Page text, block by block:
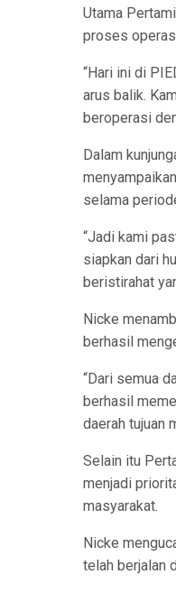
Utama
proses
“Hari ini di
arus balik.
beroperasi
Dalam
selama
“Jadi kami
siapkan dari
beristirahat
Nicke
berhasil
“Dari semua
berhasil
daerah tujuan
Selain itu
menjadi
masyarakat.
Nicke
telah berjalan